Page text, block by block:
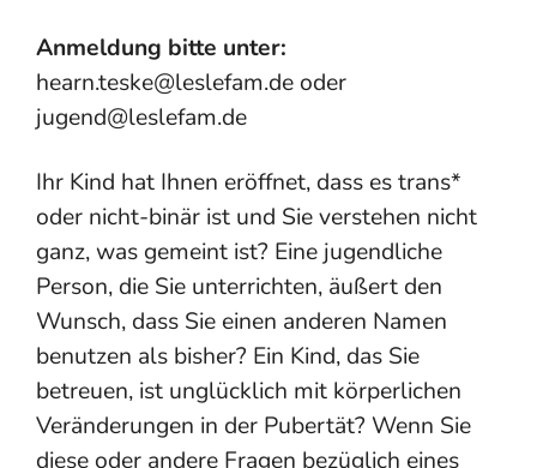
Anmeldung bitte unter:
hearn.teske@leslefam.de oder
jugend@leslefam.de
Ihr Kind hat Ihnen eröffnet, dass es trans*
oder nicht-binär ist und Sie verstehen nicht
ganz, was gemeint ist? Eine jugendliche
Person, die Sie unterrichten, äußert den
Wunsch, dass Sie einen anderen Namen
benutzen als bisher? Ein Kind, das Sie
betreuen, ist unglücklich mit körperlichen
Veränderungen in der Pubertät? Wenn Sie
diese oder andere Fragen bezüglich eines